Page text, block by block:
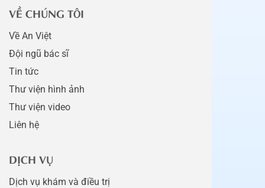
VỀ CHÚNG TÔI
Về An Việt
Đội ngũ bác sĩ
Tin tức
Thư viện hình ảnh
Thư viện video
Liên hệ
DỊCH VỤ
Dịch vụ khám và điều trị